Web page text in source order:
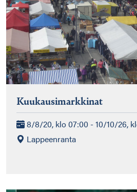
Kuukausimarkkinat
8/8/20, klo 07:00 - 10/10/26,
Lappeenranta